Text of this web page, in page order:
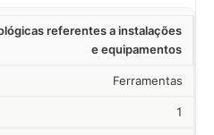
referentes a instalações
e equipamentos
Ferramentas
1